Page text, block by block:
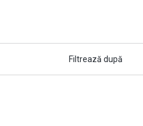
Filtrează după